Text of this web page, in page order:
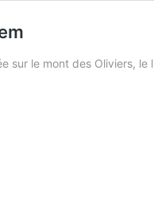
sur le mont des Oliviers,